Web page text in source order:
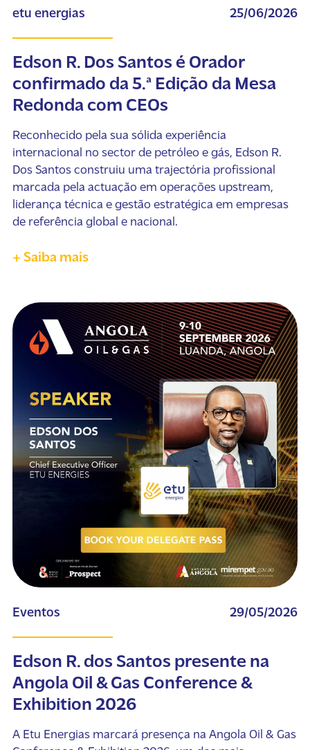
etu energias 25/06/2026
Edson R. Dos Santos é Orador
confirmado da 5.ª Edição da Mesa
Redonda com CEOs
Reconhecido pela sua sólida experiência
internacional no sector de petróleo e gás, Edson R.
Dos Santos construiu uma trajectória profissional
marcada pela actuação em operações upstream,
liderança técnica e gestão estratégica em empresas
de referência global e nacional.
+ Saiba mais
Eventos 29/05/2026
Edson R. dos Santos presente na
Angola Oil & Gas Conference &
Exhibition 2026
A Etu Energias marcará presença na Angola Oil & Gas